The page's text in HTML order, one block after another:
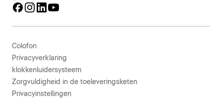
Colofon
Privacyverklaring
klokkenluidersysteem
Zorgvuldigheid in de toeleveringsketen
Privacyinstellingen